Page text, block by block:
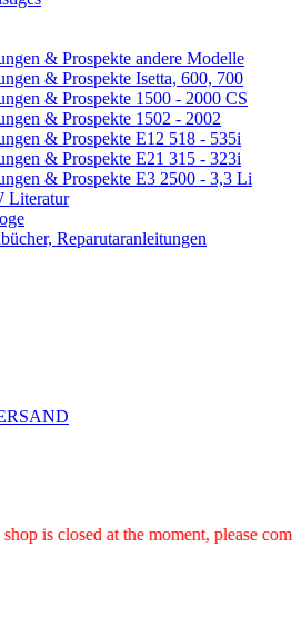
& Prospekte andere Modelle
& Prospekte Isetta, 600, 700
& Prospekte 1500 - 2000 CS
& Prospekte 1502 - 2002
& Prospekte E12 518 - 535i
& Prospekte E21 315 - 323i
& Prospekte E3 2500 - 3,3 Li
Literatur
Reparutaranleitungen
/ the shop is closed at the moment,